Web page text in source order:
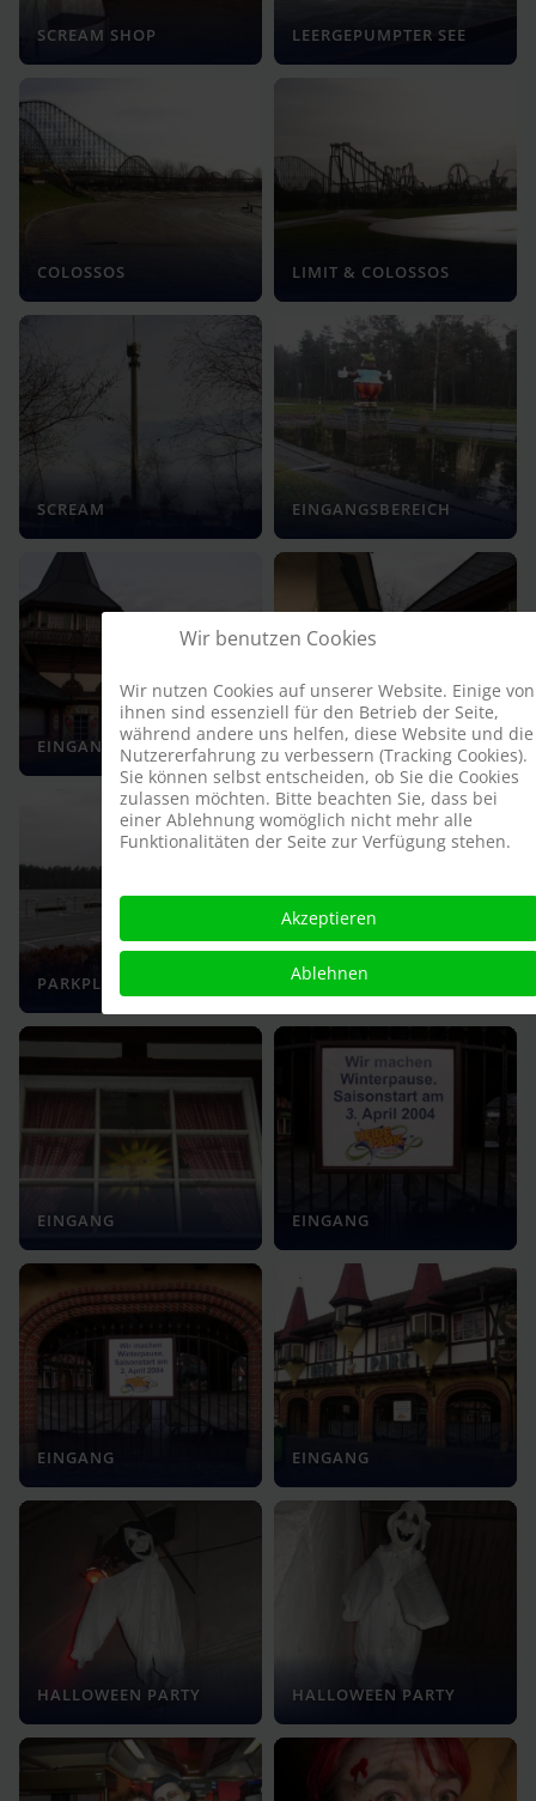
SCREAM SHOP LEERGEPUMPTER SEE
COLOSSOS LIMIT & COLOSSOS
SCREAM EINGANGSBEREICH
EINGANGSBEREICH EINGANGSBEREICH
PARKPLATZ
KARUSSELL
EINGANG EINGANG
EINGANG EINGANG
HALLOWEEN PARTY HALLOWEEN PARTY
Wir benutzen Cookies
Wir nutzen Cookies auf unserer Website. Einige von
ihnen sind essenziell für den Betrieb der Seite,
während andere uns helfen, diese Website und die
Nutzererfahrung zu verbessern (Tracking Cookies).
Sie können selbst entscheiden, ob Sie die Cookies
zulassen möchten. Bitte beachten Sie, dass bei
einer Ablehnung womöglich nicht mehr alle
Funktionalitäten der Seite zur Verfügung stehen.
Akzeptieren
Ablehnen